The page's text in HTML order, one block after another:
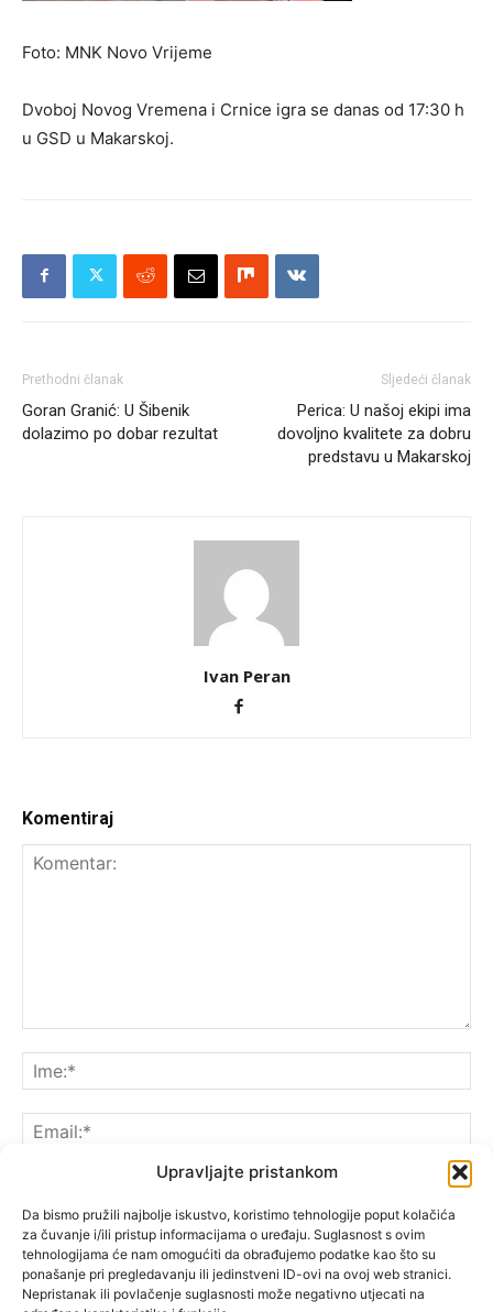
Upravljajte pristankom
Da bismo pružili najbolje iskustvo, koristimo tehnologije poput kolačića
za čuvanje i/ili pristup informacijama o uređaju. Suglasnost s ovim
tehnologijama će nam omogućiti da obrađujemo podatke kao što su
ponašanje pri pregledavanju ili jedinstveni ID-ovi na ovoj web stranici.
Nepristanak ili povlačenje suglasnosti može negativno utjecati na
Foto: MNK Novo Vrijeme
Dvoboj Novog Vremena i Crnice igra se danas od 17:30 h
u GSD u Makarskoj.
Prethodni članak
Goran Granić: U Šibenik
dolazimo po dobar rezultat
Sljedeći članak
Perica: U našoj ekipi ima
dovoljno kvalitete za dobru
predstavu u Makarskoj
Ivan Peran
Komentiraj
Spremite moje ime, e-poštu i web-lokaciju u ovom
pregledniku sljedeći put kada komentarirate.